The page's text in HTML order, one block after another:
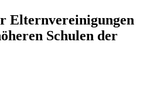
Elternvereinigungen
Schulen der